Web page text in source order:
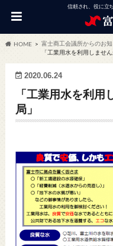
信頼され、役に立
HOME
富士商工会議所からのお
「工業用水を利用しませ
2020.06.24
「工業用水を利
局」